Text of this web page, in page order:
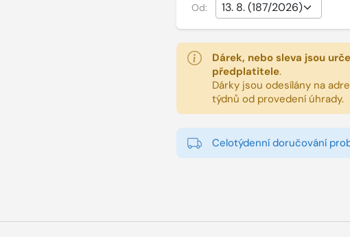
Od:
Dárek, nebo sleva jsou
předplatitele.
Dárky jsou odesílány na
týdnů od provedení úhrady.
Celotýdenní doručování